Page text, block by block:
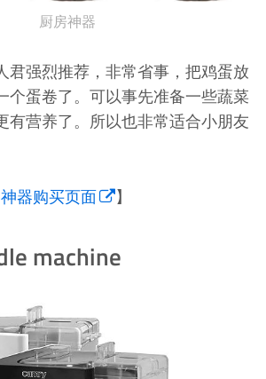
厨房神器
君强烈推荐，非常省事，把鸡蛋放
个蛋卷了。可以事先准备一些蔬菜
有营养了。所以也非常适合小朋友
器购买页面 】
machine